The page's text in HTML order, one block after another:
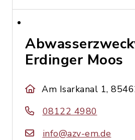
Erdinger Moos
Am Isarkanal 1,
08122 4980
info@azv-em.de